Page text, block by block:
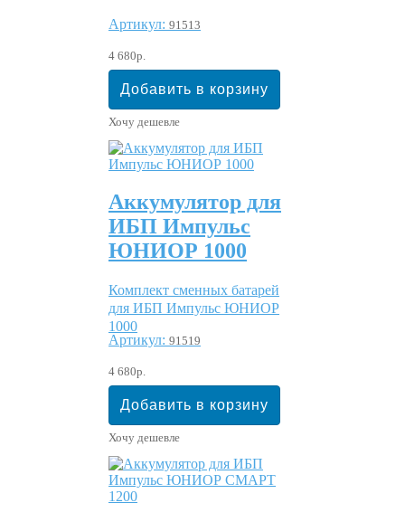
Артикул: 91513
4 680р.
Хочу дешевле
Аккумулятор для
ИБП Импульс
ЮНИОР 1000
Комплект сменных батарей
для ИБП Импульс ЮНИОР
1000
Артикул: 91519
4 680р.
Хочу дешевле